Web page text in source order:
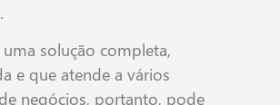
solução completa,
e que atende a vários
negócios, portanto, pode